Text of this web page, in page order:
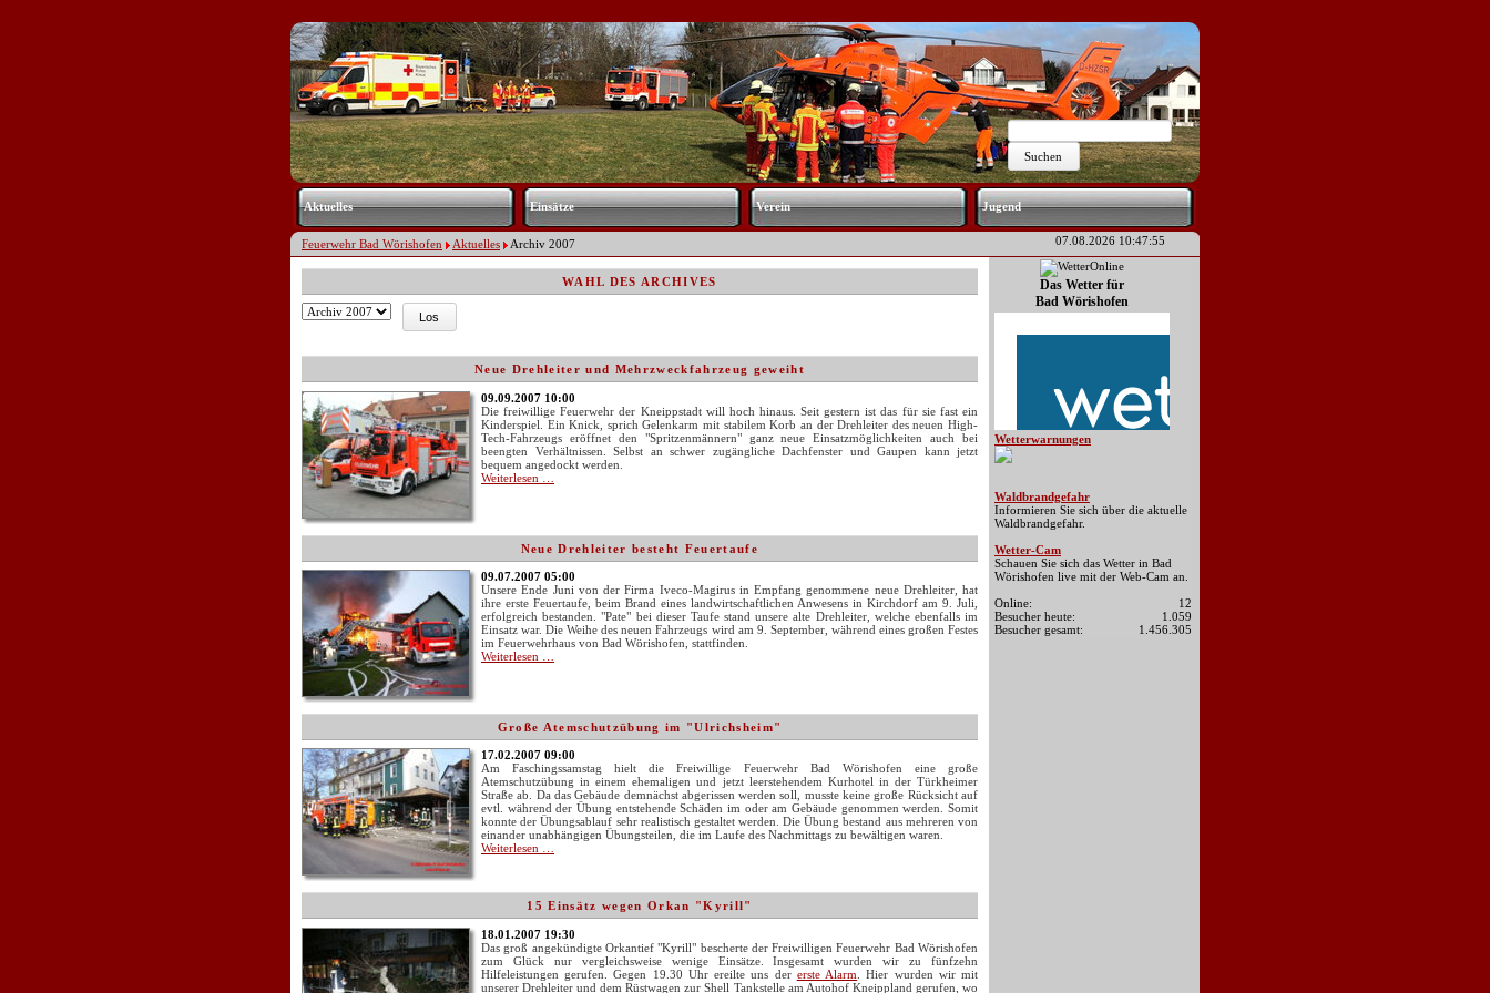
Navigation
überspringen
Aktuelles
Einsätze Verein Jugend
Feuerwehr Bad Wörishofen Aktuelles Archiv 2007 07.08.2026 10:47:55
WAHL DES ARCHIVES
Zielseite
Los
Neue Drehleiter und Mehrzweckfahrzeug geweiht
09.09.2007 10:00
Die freiwillige Feuerwehr der Kneippstadt will hoch hinaus. Seit gestern ist das für sie fast ein
Kinderspiel. Ein Knick, sprich Gelenkarm mit stabilem Korb an der Drehleiter des neuen High-
Tech-Fahrzeugs eröffnet den "Spritzenmännern" ganz neue Einsatzmöglichkeiten auch bei
beengten Verhältnissen. Selbst an schwer zugängliche Dachfenster und Gaupen kann jetzt
bequem angedockt werden.
Weiterlesen …
Neue Drehleiter besteht Feuertaufe
09.07.2007 05:00
Unsere Ende Juni von der Firma Iveco-Magirus in Empfang genommene neue Drehleiter, hat
ihre erste Feuertaufe, beim Brand eines landwirtschaftlichen Anwesens in Kirchdorf am 9. Juli,
erfolgreich bestanden. "Pate" bei dieser Taufe stand unsere alte Drehleiter, welche ebenfalls im
Einsatz war. Die Weihe des neuen Fahrzeugs wird am 9. September, während eines großen Festes
im Feuerwehrhaus von Bad Wörishofen, stattfinden.
Weiterlesen …
Große Atemschutzübung im "Ulrichsheim"
17.02.2007 09:00
Am Faschingssamstag hielt die Freiwillige Feuerwehr Bad Wörishofen eine große
Atemschutzübung in einem ehemaligen und jetzt leerstehendem Kurhotel in der Türkheimer
Straße ab. Da das Gebäude demnächst abgerissen werden soll, musste keine große Rücksicht auf
evtl. während der Übung entstehende Schäden im oder am Gebäude genommen werden. Somit
konnte der Übungsablauf sehr realistisch gestaltet werden. Die Übung bestand aus mehreren von
einander unabhängigen Übungsteilen, die im Laufe des Nachmittags zu bewältigen waren.
Weiterlesen …
15 Einsätz wegen Orkan "Kyrill"
18.01.2007 19:30
Das groß angekündigte Orkantief "Kyrill" bescherte der Freiwilligen Feuerwehr Bad Wörishofen
zum Glück nur vergleichsweise wenige Einsätze. Insgesamt wurden wir zu fünfzehn
Hilfeleistungen gerufen. Gegen 19.30 Uhr ereilte uns der erste Alarm . Hier wurden wir mit
unserer Drehleiter und dem Rüstwagen zur Shell Tankstelle am Autohof Kneippland gerufen, wo
Das Wetter für
Bad Wörishofen
Wetterwarnungen
Waldbrandgefahr
Informieren Sie sich über die aktuelle
Waldbrandgefahr.
Wetter-Cam
Schauen Sie sich das Wetter in Bad
Wörishofen live mit der Web-Cam an.
Online:
12
Besucher heute:
1.059
Besucher gesamt:
1.456.305